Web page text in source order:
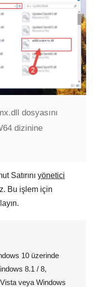
dosyasını
dizinine
Satırını yönetici
Bu işlem için
10 üzerinde
8.1 / 8,
veya Windows